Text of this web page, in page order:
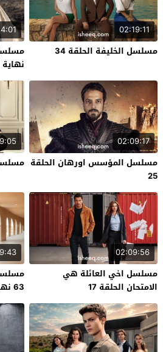
02:19:11
مسلسل الخليفة الحلقة 34
02:09:17
مسلسل المؤسس اورهان الحلقة
25
02:09:56
مسلسل اخي العائلة هي
الامتحان الحلقة 17
63 نهاية الموسم